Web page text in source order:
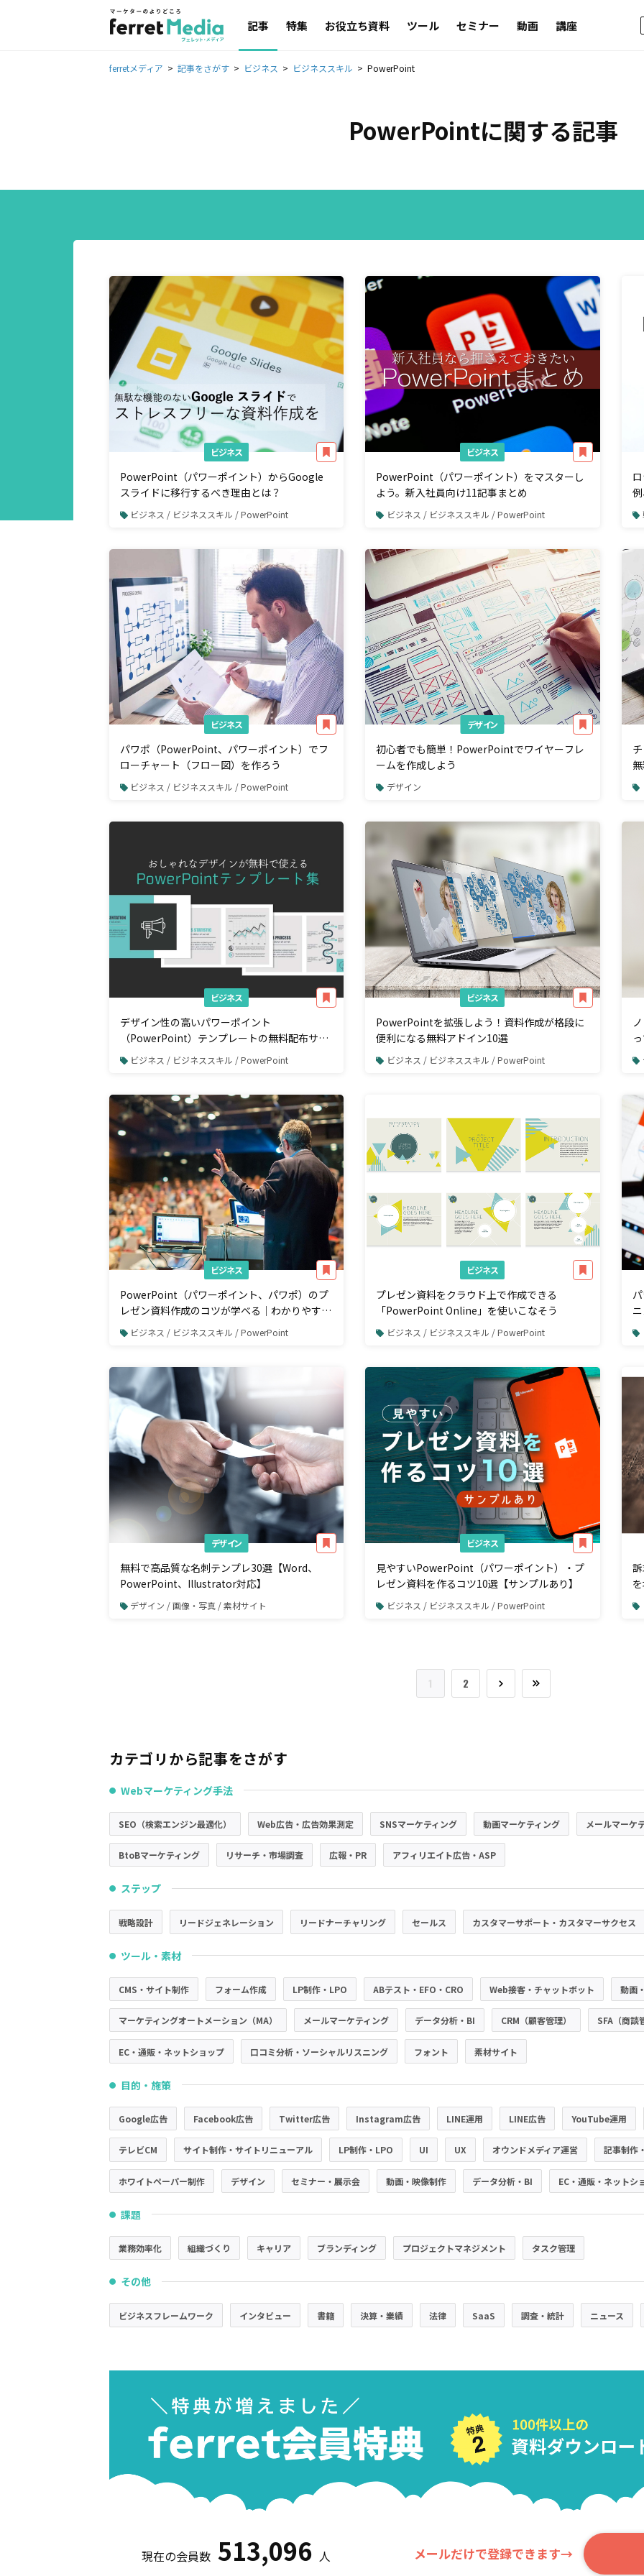
記事 特集 お役立ち資料 ツール セミナー 動画 講座
ferretメディア 記事をさがす ビジネス ビジネススキル PowerPoint
PowerPointに関する記事
ビジネス
PowerPoint（パワーポイント）からGoogle
スライドに移行するべき理由とは？
ビジネス / ビジネススキル / PowerPoint
ビジネス
PowerPoint（パワーポイント）をマスターし
よう。新入社員向け11記事まとめ
ビジネス / ビジネススキル / PowerPoint
ビジネス
パワポ（PowerPoint、パワーポイント）でフ
ローチャート（フロー図）を作ろう
ビジネス / ビジネススキル / PowerPoint
デザイン
初心者でも簡単！PowerPointでワイヤーフレ
ームを作成しよう
デザイン
ビジネス
デザイン性の高いパワーポイント
（PowerPoint）テンプレートの無料配布サイ
ト19選！プレゼンやレポート資料に活用しよ
う！
ビジネス / ビジネススキル / PowerPoint
ビジネス
PowerPointを拡張しよう！資料作成が格段に
便利になる無料アドイン10選
ビジネス / ビジネススキル / PowerPoint
ビジネス
PowerPoint（パワーポイント、パワポ）のプ
レゼン資料作成のコツが学べる｜わかりやすく
て見やすいスライド13選
ビジネス / ビジネススキル / PowerPoint
ビジネス
プレゼン資料をクラウド上で作成できる
「PowerPoint Online」を使いこなそう
ビジネス / ビジネススキル / PowerPoint
デザイン
無料で高品質な名刺テンプレ30選【Word、
PowerPoint、Illustrator対応】
デザイン / 画像・写真 / 素材サイト
ビジネス
見やすいPowerPoint（パワーポイント）・プ
レゼン資料を作るコツ10選【サンプルあり】
ビジネス / ビジネススキル / PowerPoint
1 2
カテゴリから記事をさがす
● Webマーケティング手法
SEO（検索エンジン最適化） Web広告・広告効果測定 SNSマーケティング 動画マーケティング メールマーケ
BtoBマーケティング リサーチ・市場調査 広報・PR アフィリエイト広告・ASP
● ステップ
戦略設計 リードジェネレーション リードナーチャリング セールス カスタマーサポート・カスタマーサクセス
● ツール・素材
CMS・サイト制作 フォーム作成 LP制作・LPO ABテスト・EFO・CRO Web接客・チャットボット 動画
マーケティングオートメーション（MA） メールマーケティング データ分析・BI CRM（顧客管理） SFA（商談
EC・通販・ネットショップ 口コミ分析・ソーシャルリスニング フォント 素材サイト
● 目的・施策
Google広告 Facebook広告 Twitter広告 Instagram広告 LINE運用 LINE広告 YouTube運用
テレビCM サイト制作・サイトリニューアル LP制作・LPO UI UX オウンドメディア運営 記事制作
ホワイトペーパー制作 デザイン セミナー・展示会 動画・映像制作 データ分析・BI EC・通販・ネットシ
● 課題
業務効率化 組織づくり キャリア ブランディング プロジェクトマネジメント タスク管理
● その他
ビジネスフレームワーク インタビュー 書籍 決算・業績 法律 SaaS 調査・統計 ニュース
現在の会員数 513,096 人 メールだけで登録できます→